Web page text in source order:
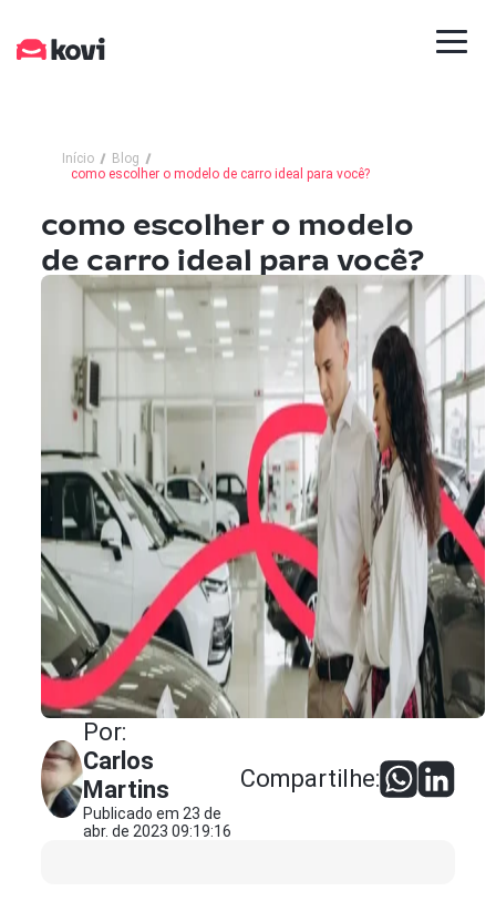
Início
Blog
como escolher o modelo de carro ideal para você?
como escolher o modelo
de carro ideal para você?
Por:
Carlos
Martins
Publicado em 23 de
abr. de 2023 09:19:16
Compartilhe: